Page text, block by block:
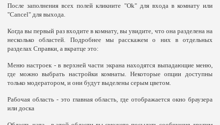
После заполнения всех полей кликните "Ok" для входа в комнату или
"Cancel" для выхода.
Когда вы первый раз входите в комнату, вы увидите, что она разделена на
несколько областей. Подробнее мы расскажем о них в отдельных
разделах Справки, а вкратце это:
Меню настроек - в верхней части экрана находятся выпадающие меню,
где можно выбрать настройки комнаты. Некоторые опции доступны
только модератором, и они будут выделены серым цветом.
Рабочая область - это главная область, где отображается окно браузера
или доска